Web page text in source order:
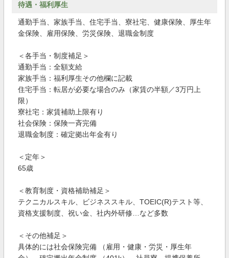
待遇・福利厚生
通勤手当、家族手当、住宅手当、寮社宅、健康保険、厚生年
金保険、雇用保険、労災保険、退職金制度
＜各手当・制度補足＞
通勤手当：全額支給
家族手当：福利厚生その他欄に記載
住宅手当：転居が必要な場合のみ（家賃の半額／3万円上
限）
寮社宅：家賃補助上限有り
社会保険：保険一斉完備
退職金制度：確定拠出年金有り
＜定年＞
65歳
＜教育制度・資格補助補足＞
テクニカルスキル、ビジネススキル、TOEIC(R)テスト等、
資格支援制度、祝い金、社内外研修…など多数
＜その他補足＞
具体的には社会保険完備 （雇用・健康・労災・厚生年